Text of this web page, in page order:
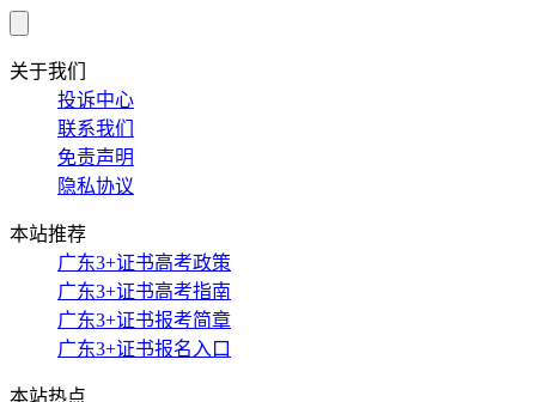
关于我们
投诉中心
联系我们
免责声明
隐私协议
本站推荐
广东3+证书高考政策
广东3+证书高考指南
广东3+证书报考简章
广东3+证书报名入口
本站热点